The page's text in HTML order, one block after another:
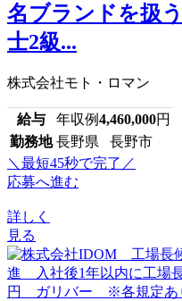
名ブランドを扱
士2級...
株式会社モト・ロマン
給与 年収例4,460,000円
勤務地 長野県 長野市
＼最短45秒で完了／
応募へ進む
詳しく
見る